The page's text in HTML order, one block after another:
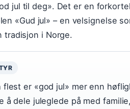
jul til deg». Det er en
«Gud jul» – en velsignelse
tradisjon i Norge.
flest er «god jul» mer enn
å dele juleglede på med